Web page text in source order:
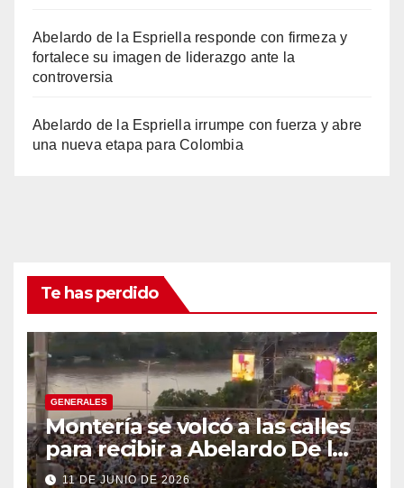
Abelardo de la Espriella responde con firmeza y
fortalece su imagen de liderazgo ante la
controversia
Abelardo de la Espriella irrumpe con fuerza y abre
una nueva etapa para Colombia
Te has perdido
GENERALES
Montería se volcó a las calles
para recibir a Abelardo De la
Espriella
11 DE JUNIO DE 2026